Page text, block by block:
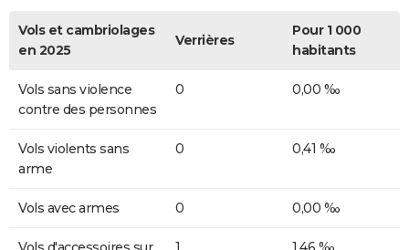
Vols et cambriolages
en 2025
Verrières
Pour 1 000
habitants
Vols sans violence
contre des personnes
0 0,00 ‰
Vols violents sans
arme
0 0,41 ‰
Vols avec armes 0 0,00 ‰